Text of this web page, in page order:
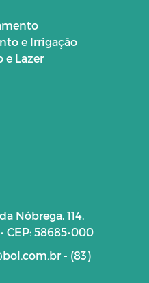
e Irrigação
e Lazer
Nóbrega, 114,
CEP: 58685-000
- (83)